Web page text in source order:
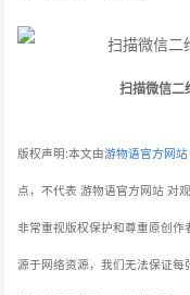
扫描微信二
版权声明:本文由游物语官方网站
点，不代表 游物语官方网站 对
非常重视版权保护和尊重原创
源于网络资源，我们无法保证